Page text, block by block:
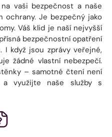
vaši bezpečnost a naše
ochrany. Je bezpečný jako
Váš klid je naší nejvyšší
bezpečnostní opatření
I když jsou zprávy veřejné,
žádné vlastní nebezpečí.
– samotné čtení není
a využijte naše služby s